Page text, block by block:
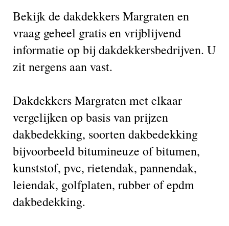
Bekijk de dakdekkers Margraten en
vraag geheel gratis en vrijblijvend
informatie op bij dakdekkersbedrijven. U
zit nergens aan vast.
Dakdekkers Margraten met elkaar
vergelijken op basis van prijzen
dakbedekking, soorten dakbedekking
bijvoorbeeld bitumineuze of bitumen,
kunststof, pvc, rietendak, pannendak,
leiendak, golfplaten, rubber of epdm
dakbedekking.